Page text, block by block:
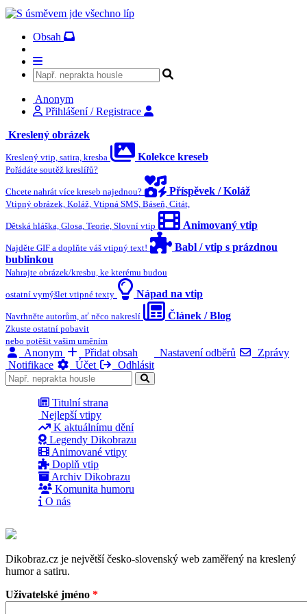
Obsah
Anonym
Přihlášení / Registrace
Kreslený obrázek
Kreslený vtip, satira, kresba Kolekce kreseb
Pořádáte soutěž kreslířů?
Chcete nahrát více kreseb najednou? Příspěvek / Koláž
Vtipný obrázek, Koláž, Vtipná SMS, Báseň, Citát,
Dětská hláška, Glosa, Teorie, Slovní vtip Animovaný vtip
Najděte GIF a doplňte váš vtipný text!
Babl / vtip s prázdnou
bublinkou
Nahrajte obrázek/kresbu, ke kterému budou
ostatní vymýšlet vtipné texty Nápad na vtip
Navrhněte autorům, ať něco nakreslí Článek / Blog
Zkuste ostatní pobavit
nebo potěšit vašim uměním
Anonym Přidat obsah Nastavení odběrů
Zprávy
Notifikace
Účet Odhlásit
Titulní strana
Nejlepší vtipy
K aktuálnímu dění
Legendy Dikobrazu
Animované vtipy
Doplň vtip
Archiv Dikobrazu
Komunita humoru
O nás
Dikobraz.cz je největší česko-slovenský web zaměřený na kreslený
humor a satiru.
Uživatelské jméno *